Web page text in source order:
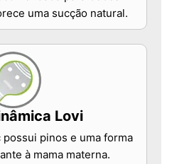
uma sucção natural.
Lovi
pinos e uma forma
à mama materna.